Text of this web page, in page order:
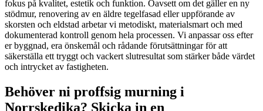
fokus på kvalitet, estetik och funktion. Oavsett om det gäller en ny
stödmur, renovering av en äldre tegelfasad eller uppförande av
skorsten och eldstad arbetar vi metodiskt, materialsmart och med
dokumenterad kontroll genom hela processen. Vi anpassar oss efter
er byggnad, era önskemål och rådande förutsättningar för att
säkerställa ett tryggt och vackert slutresultat som stärker både värdet
och intrycket av fastigheten.
Behöver ni proffsig murning i
Norrskedika? Skicka in en